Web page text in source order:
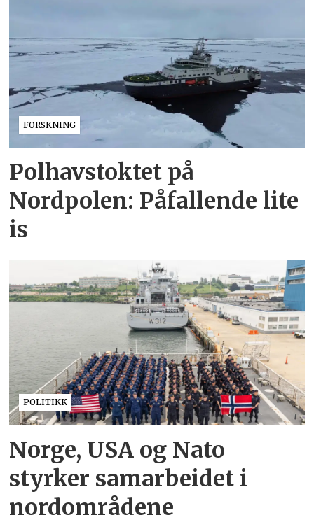
FORSKNING
Polhavstoktet på
Nordpolen: Påfallende lite
is
POLITIKK
Norge, USA og Nato
styrker samarbeidet i
nordområdene